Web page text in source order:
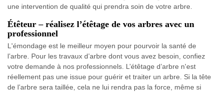
une intervention de qualité qui prendra soin de votre arbre.
Étêteur – réalisez l’étêtage de vos arbres avec un
professionnel
L'émondage est le meilleur moyen pour pourvoir la santé de
l’arbre. Pour les travaux d’arbre dont vous avez besoin, confiez
votre demande à nos professionnels. L’étêtage d’arbre n'est
réellement pas une issue pour guérir et traiter un arbre. Si la tête
de l’arbre sera taillée, cela ne lui rendra pas la force, même si